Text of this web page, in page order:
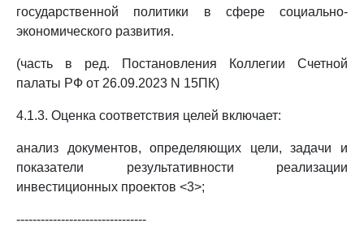
государственной политики в сфере социально-
экономического развития.
(часть в ред. Постановления Коллегии Счетной
палаты РФ от 26.09.2023 N 15ПК)
4.1.3. Оценка соответствия целей включает:
анализ документов, определяющих цели, задачи и
показатели результативности реализации
инвестиционных проектов <3>;
--------------------------------